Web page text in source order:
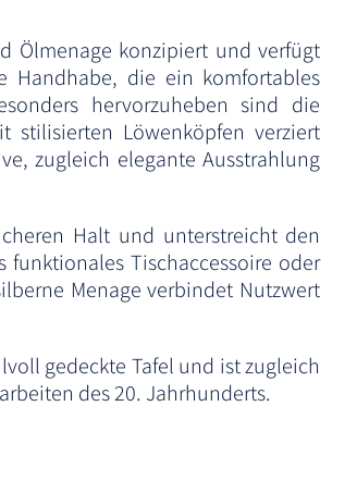
Ölmenage konzipiert und verfügt
Handhabe, die ein komfortables
hervorzuheben sind die
stilisierten Löwenköpfen verziert
zugleich elegante Ausstrahlung
Halt und unterstreicht den
funktionales Tischaccessoire oder
Menage verbindet Nutzwert
gedeckte Tafel und ist zugleich
des 20. Jahrhunderts.